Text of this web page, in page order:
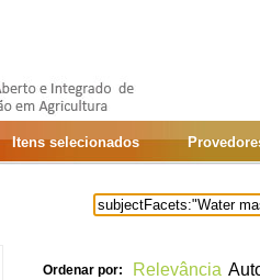
Itens selecionados
Ordenar por: Relevância